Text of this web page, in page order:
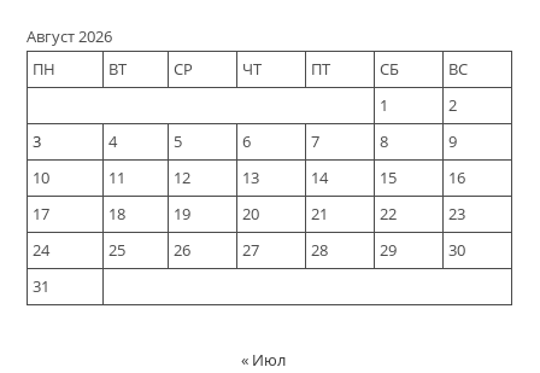
Август 2026
ПН
ВТ СР ЧТ ПТ СБ
ВС
1
2
3
4 5 6 7 8
9
10
11 12 13 14 15
16
17
18 19 20 21 22
23
24
25 26 27 28 29
30
31
« Июл